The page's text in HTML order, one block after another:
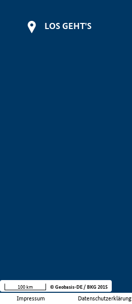
LOS GEHT'S
Impressum Datenschutzerklärung
100 km © Geobasis-DE / BKG 2015